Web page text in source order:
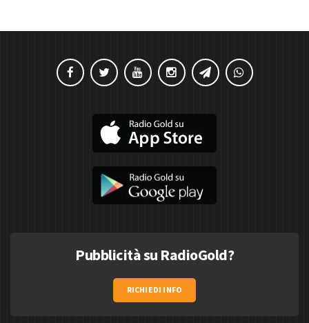
Pubblicità su RadioGold?
RICHIEDI INFO